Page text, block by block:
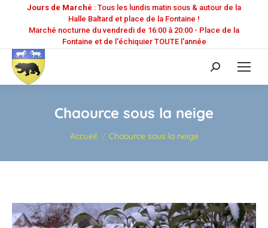
Jours de Marché : Tous les lundis matin sous & autour de la
Halle Baltard et place de la Fontaine !
Marché nocturne du vendredi de 16:00 à 20:00 - Place de la
Fontaine et de l'échiquier TOUTE l'année
Recherche
:
Chaource sous la neige
Vous êtes ici :
Accueil Chaource sous la neige